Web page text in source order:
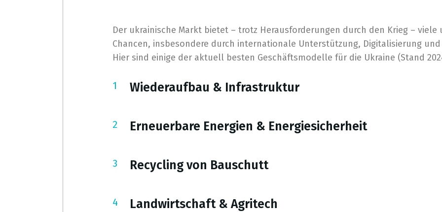
Der ukrainische Markt bietet – trotz Herausforderungen durch den Krieg – viele
Chancen, insbesondere durch internationale Unterstützung, Digitalisierung
Hier sind einige der aktuell besten Geschäftsmodelle für die Ukraine (Stand
Wiederaufbau & Infrastruktur
Erneuerbare Energien & Energiesicherheit
Recycling von Bauschutt
Landwirtschaft & Agritech